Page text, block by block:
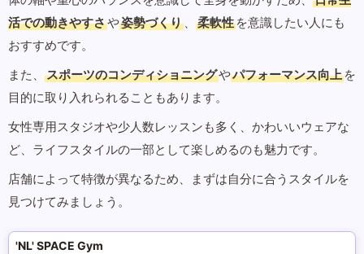
活での動きやすさや姿勢づくり 、 柔軟性 を意識したい人にも
おすすめです。
また、
スポーツのコンディショニングやパフォーマンス向上 を
目的に取り入れられることもあります。
女性専用スタジオや少人数レッスンも多く、かわいいウェアな
ど、ライフスタイルの一部として楽しめるのも魅力です。
店舗によって特徴が異なるため、まずは自分に合うスタイルを
見つけてみましょう。
'NL' SPACE Gym